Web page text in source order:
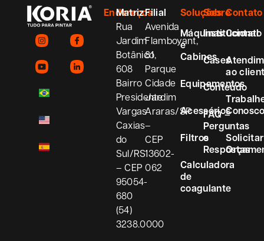
Endereços
Matriz
Rua
Jardim
Botânico,
608
Bairro
Presidente
Vargas
Caxias
do
Sul/RS
– CEP
95054-
680
(54)
3238.0000
Filial
Avenida
Flamboyant,
81
Parque
Cidade
Jardim
Araras/SP
–
CEP
13602-
062
Soluções
Máquinas
e
Cabines
Equipamentos
Acessórios
Filtros
Calculadora
de
coagulante
Sobre
Institucional
Cases
Conteúdo
FAQ –
Perguntas
e
Respostas
Contato
Contato
ao
Solicitar